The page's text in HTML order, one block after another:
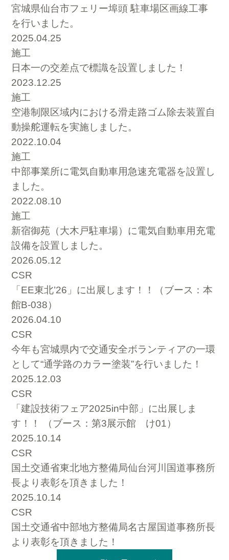
宮城県仙台市フェリー埠頭 駐車場区画線工事
を行いました。
2025.04.25
施工
日本一の交差点で標識を設置しました！
2023.12.25
施工
空港制限区域内における滑走路ゴム除去装置自
動操舵運転を実施しました。
2022.10.04
施工
中部事業所に電気自動車用急速充電器を設置し
ました。
2022.08.10
施工
新宿御苑（大木戸駐車場）に電気自動車用充電
設備を設置しました。
2026.05.12
CSR
「EE東北’26」に出展します！！（ブース：本
館B-038）
2026.04.10
CSR
今年も宮城県内で交通安全ボランティアの一環
として“通学路のカラー塗装”を行いました！
2025.12.03
CSR
「建設技術フェア2025in中部」に出展しま
す！！ （ブース：第3展示館 け01）
2025.10.14
CSR
国土交通省東北地方整備局仙台河川国道事務所
長より表彰を頂きました！
2025.10.14
CSR
国土交通省中部地方整備局名古屋国道事務所長
より表彰を頂きました！